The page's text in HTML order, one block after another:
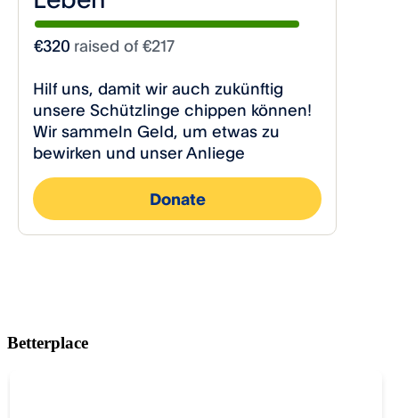
Betterplace